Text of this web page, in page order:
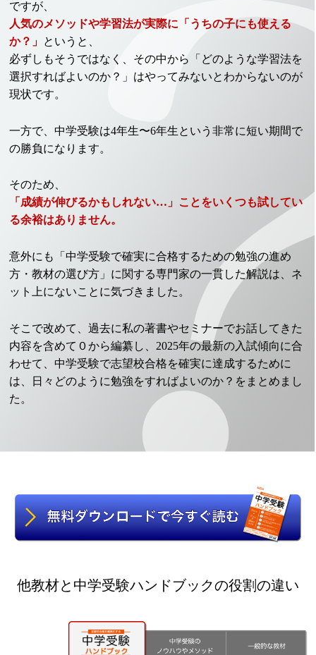
ですが、
人気のメソッドや学習法が実際に「うちの子にも使える
か？」 というと、
必ずしもそうではなく、 その中から「どのような学習法を
選択すればよいのか？」はやってみないとわからないのが
現状です。
一方で、中学受験は4年生〜6年生という非常に短い期間で
の勝負になります。
そのため、
「成績が伸びるかもしれない…」ことをいくつも試してい
る余裕はありません。
意外にも「中学受験で確実に合格するための勉強の進め
方・教材の選び方」に関する専門家の一貫した解説は、ネ
ット上にないことに気づきました。
そこで改めて、過去に私の著書やセミナーでお話してきた
内容を含めて０から編纂し、2025年の最新の入試傾向に合
わせて、中学受験で志望校合格を確実に達成するために
は、日々どのように勉強をすればよいのか？をまとめまし
た。
他教材と中学受験ハンドブックの役割の違い